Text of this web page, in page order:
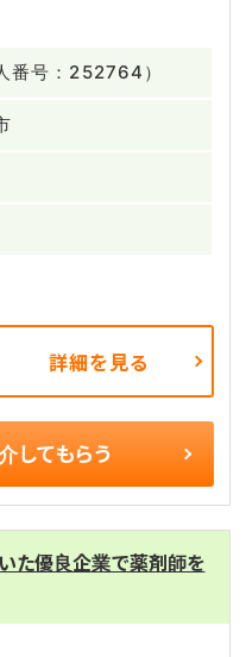
番号：252764）
詳細を見る
してもらう
た優良企業で薬剤師を